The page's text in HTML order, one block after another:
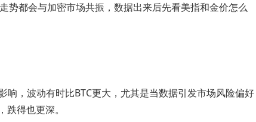
势都会与加密市场共振，数据出来后先看美指和金价怎么
响，波动有时比BTC更大，尤其是当数据引发市场风险偏好
得也更深。